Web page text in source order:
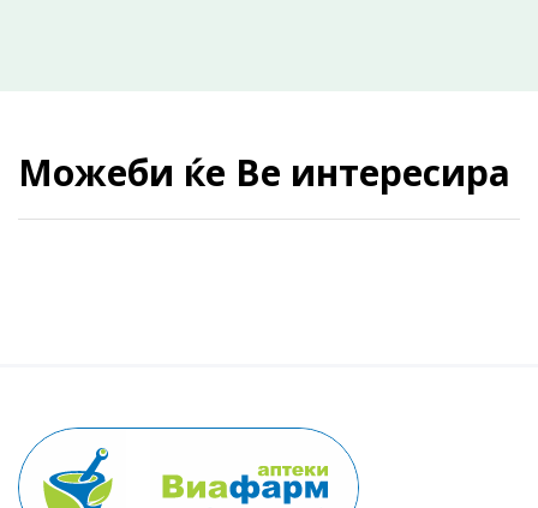
Можеби ќе Ве интересира